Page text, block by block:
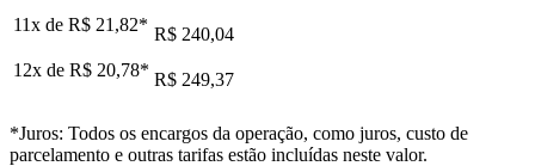
11x de R$ 21,82* R$ 240,04
12x de R$ 20,78* R$ 249,37
*Juros: Todos os encargos da operação, como juros, custo de
parcelamento e outras tarifas estão incluídas neste valor.